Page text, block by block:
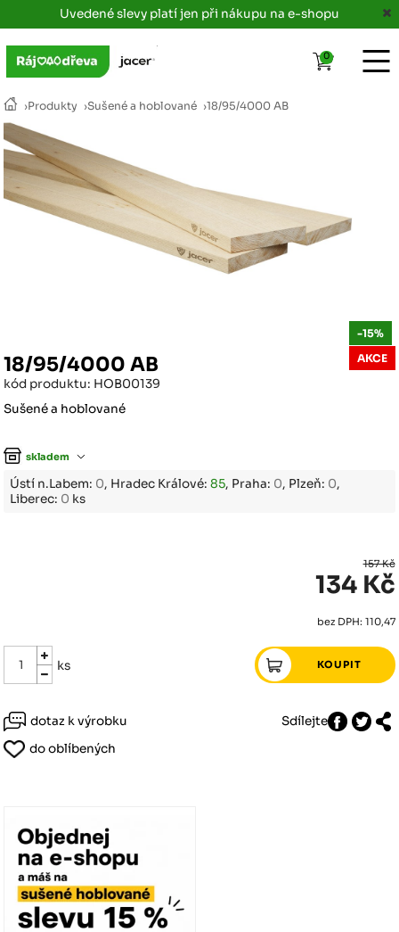
Uvedené slevy platí jen při nákupu na e-shopu
›Produkty ›Sušené a hoblované ›18/95/4000 AB
18/95/4000 AB
kód produktu: HOB00139
Sušené a hoblované
skladem
Ústí n.Labem: 0, Hradec Králové:85, Praha: 0, Plzeň: 0,
Liberec: 0 ks
-15%
AKCE
157 Kč
134 Kč
bez DPH: 110,47
ks
dotaz k výrobku
Sdílejte
do oblíbených
0